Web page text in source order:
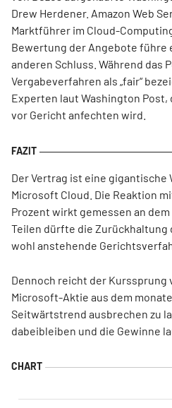
Drew Herdener. Amazon Web
Marktführer im Cloud-
Bewertung der Angebote führe
anderen Schluss. Während das
Vergabeverfahren als „fair“
Experten laut Washington Post,
vor Gericht anfechten wird.
Der Vertrag ist eine
Microsoft Cloud. Die Reaktion
Prozent wirkt gemessen an
Teilen dürfte die Zurückhaltung
wohl anstehende
Dennoch reicht der Kurssprung
Microsoft-Aktie aus dem
Seitwärtstrend ausbrechen zu
dabeibleiben und die Gewinne